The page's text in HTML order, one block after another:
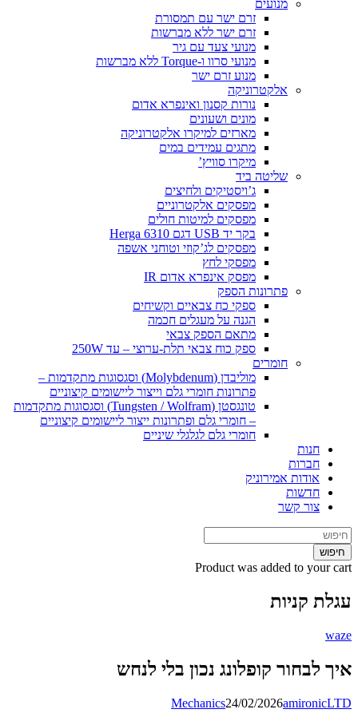
מנועים
זרם ישר עם תמסורת
זרם ישר ללא מברשות
מנועי צעד עם גיר
מנועי סרוו ו-Torque ללא מברשות
מנוע זרם ישר
אלקטרוניקה
נורות קסנון ואינפרא אדום
מונים ושעונים
מארזים למיקרו אלקטרוניקה
מתגים עמידים במים
מיקרו סוויץ’
שליטה ביד
ג’ויסטיקים ולחיצים
מפסקים אלקטרוניים
מפסקים למיטות חולים
בקר יד USB דגם Herga 6310
מפסקים לג’קוזי וטוחני אשפה
מפסקי לחץ
מפסק אינפרא אדום IR
פתרונות הספק
ספקי כח צבאיים וקשיחים
הגנה על מעגלים חכמה
מתאם הספק צבאי
ספק כוח צבאי תלת-ערוצי – עד 250W
חומרים
מוליבדן (Molybdenum) וסגסוגות מתקדמות –
פתרונות חומרי גלם וייצור ליישומים קיצוניים
טונגסטן (Tungsten / Wolfram) וסגסוגות מתקדמות
– חומרי גלם ופתרונות ייצור ליישומים קיצוניים
חומרי גלם לגלגלי שיניים
חנות
חברות
אודות אמירוניק
חדשות
צור קשר
חיפוש
Product was added to your cart
עגלת קניות
waze
איך לבחור קופלונג נכון בלי לנחש
Mechanics24/02/2026amironicLTD